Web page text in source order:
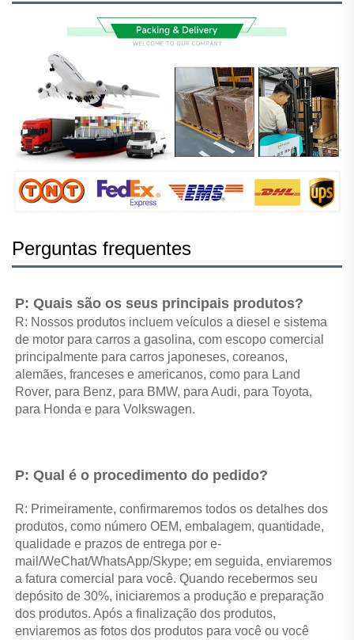
Perguntas frequentes
P: Quais são os seus principais produtos?
R: Nossos produtos incluem veículos a diesel e sistema
de motor para carros a gasolina, com escopo comercial
principalmente para carros japoneses, coreanos,
alemães, franceses e americanos, como para Land
Rover, para Benz, para BMW, para Audi, para Toyota,
para Honda e para Volkswagen.
P: Qual é o procedimento do pedido?
R: Primeiramente, confirmaremos todos os detalhes dos
produtos, como número OEM, embalagem, quantidade,
qualidade e prazos de entrega por e-
mail/WeChat/WhatsApp/Skype; em seguida, enviaremos
a fatura comercial para você. Quando recebermos seu
depósito de 30%, iniciaremos a produção e preparação
dos produtos. Após a finalização dos produtos,
enviaremos as fotos dos produtos para você ou você